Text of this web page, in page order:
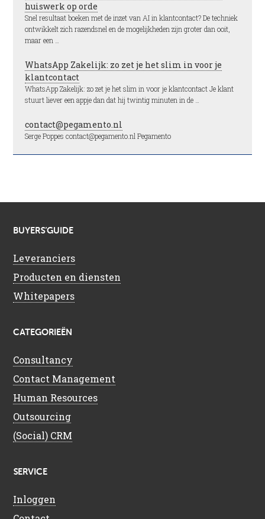
huiswerk op orde
Snel resultaat boeken met de inzet van AI in klantcontact? De techniek
ontwikkelt zich razendsnel en de mogelijkheden zijn groter dan ooit,
maar een …
WhatsApp Zakelijk: zo zet je het slim in voor je
klantcontact
WhatsApp Zakelijk: zo zet je het slim in voor je klantcontact Je klant
stuurt liever een appje dan dat hij twintig minuten in de …
contact@pegamento.nl
Serge Poppes contact@pegamento.nl Pegamento
BUYERS’GUIDE
Leveranciers
Producten en diensten
Whitepapers
CATEGORIEËN
Consultancy
Contact Management
Human Resources
Outsourcing
(Social) CRM
SERVICE
Inloggen